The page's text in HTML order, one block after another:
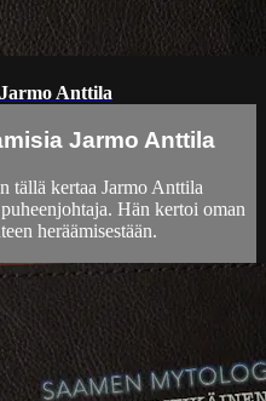
Anttila
Jarmo Anttila
tällä kertaa Jarmo Anttila
Hän kertoi oman
heräämisestään.